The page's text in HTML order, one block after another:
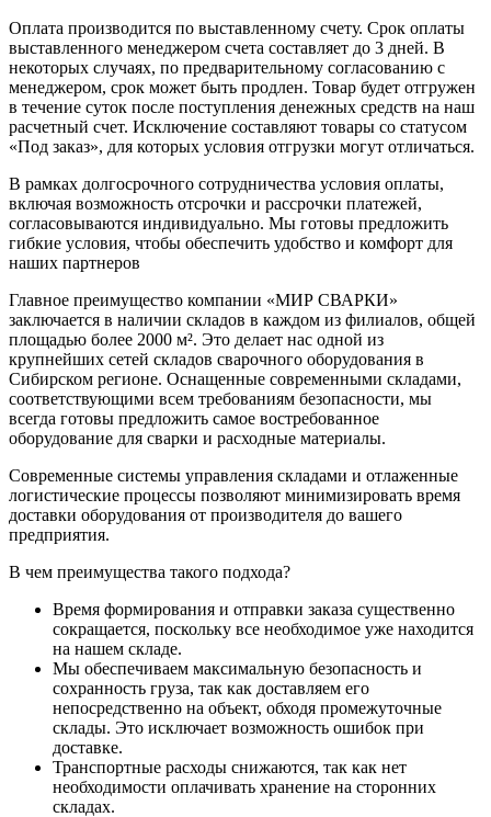
Оплата производится по выставленному счету. Срок оплаты
выставленного менеджером счета составляет до 3 дней. В
некоторых случаях, по предварительному согласованию с
менеджером, срок может быть продлен. Товар будет отгружен
в течение суток после поступления денежных средств на наш
расчетный счет. Исключение составляют товары со статусом
«Под заказ», для которых условия отгрузки могут отличаться.
В рамках долгосрочного сотрудничества условия оплаты,
включая возможность отсрочки и рассрочки платежей,
согласовываются индивидуально. Мы готовы предложить
гибкие условия, чтобы обеспечить удобство и комфорт для
наших партнеров
Главное преимущество компании «МИР СВАРКИ»
заключается в наличии складов в каждом из филиалов, общей
площадью более 2000 м². Это делает нас одной из
крупнейших сетей складов сварочного оборудования в
Сибирском регионе. Оснащенные современными складами,
соответствующими всем требованиям безопасности, мы
всегда готовы предложить самое востребованное
оборудование для сварки и расходные материалы.
Современные системы управления складами и отлаженные
логистические процессы позволяют минимизировать время
доставки оборудования от производителя до вашего
предприятия.
В чем преимущества такого подхода?
Время формирования и отправки заказа существенно
сокращается, поскольку все необходимое уже находится
на нашем складе.
Мы обеспечиваем максимальную безопасность и
сохранность груза, так как доставляем его
непосредственно на объект, обходя промежуточные
склады. Это исключает возможность ошибок при
доставке.
Транспортные расходы снижаются, так как нет
необходимости оплачивать хранение на сторонних
складах.